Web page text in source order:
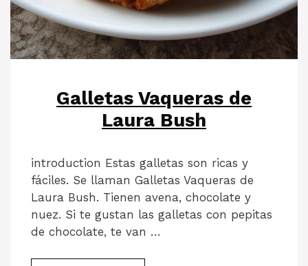
Galletas Vaqueras de
Laura Bush
introduction Estas galletas son ricas y
fáciles. Se llaman Galletas Vaqueras de
Laura Bush. Tienen avena, chocolate y
nuez. Si te gustan las galletas con pepitas
de chocolate, te van …